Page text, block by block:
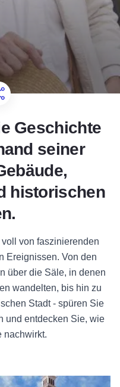
Favorites
Seite teilen
Geschichte
seiner
historischen
von faszinierenden
Ereignissen. Von den
über die Säle, in denen
wandelten, bis hin zu
Stadt - spüren Sie
und entdecken Sie, wie
nachwirkt.